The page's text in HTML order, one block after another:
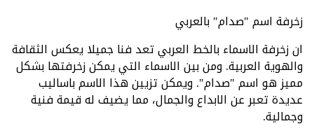
زخرفة اسم "صدام" بالعربي
ان زخرفة الاسماء بالخط العربي تعد فنا جميلا يعكس الثقافة
والهوية العربية. ومن بين الاسماء التي يمكن زخرفتها بشكل
مميز هو اسم "صدام". ويمكن تزيين هذا الاسم باساليب
عديدة تعبر عن الابداع والجمال، مما يضيف له قيمة فنية
وجمالية.